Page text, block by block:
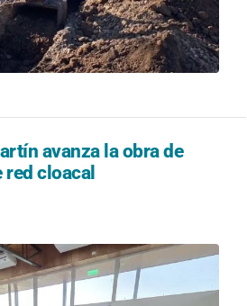
avanza la obra de
cloacal